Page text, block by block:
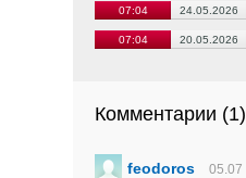
07:04 24.05.2026
07:04 20.05.2026
Комментарии (1
feodoros 05.07